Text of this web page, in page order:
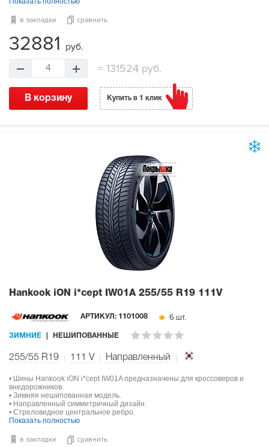
в закладки сравнить
32881 руб.
4 =131524 руб.
В корзину Купить в 1 клик
Hankook iON i*cept IW01A 255/55 R19 111V
АРТИКУЛ: 1101008 6 шт.
ЗИМНИЕ НЕШИПОВАННЫЕ
255/55 R19 111 V Направленный
• Шины Hankook iON i*cept IW01A предназначены для кроссоверов и
внедорожников.
• Зимняя нешипованная модель.
• Направленный симметричный дизайн.
• Стреловидное центральное ребро.
Показать полностью
в закладки сравнить